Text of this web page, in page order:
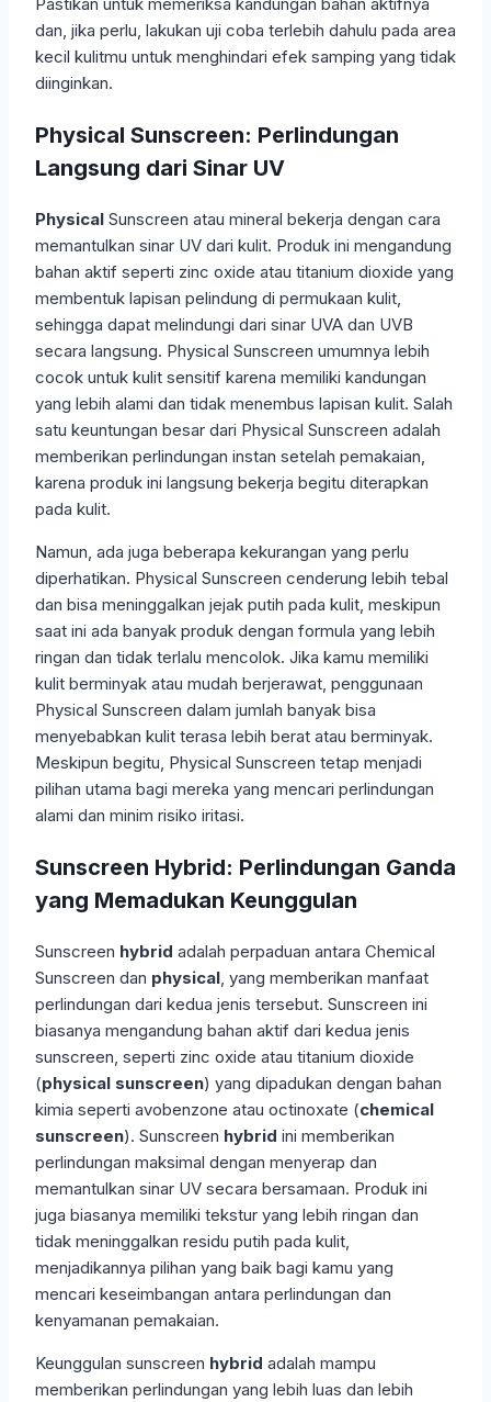
Pastikan untuk memeriksa kandungan bahan aktifnya
dan, jika perlu, lakukan uji coba terlebih dahulu pada area
kecil kulitmu untuk menghindari efek samping yang tidak
diinginkan.
Physical Sunscreen: Perlindungan
Langsung dari Sinar UV
Physical Sunscreen atau mineral bekerja dengan cara
memantulkan sinar UV dari kulit. Produk ini mengandung
bahan aktif seperti zinc oxide atau titanium dioxide yang
membentuk lapisan pelindung di permukaan kulit,
sehingga dapat melindungi dari sinar UVA dan UVB
secara langsung. Physical Sunscreen umumnya lebih
cocok untuk kulit sensitif karena memiliki kandungan
yang lebih alami dan tidak menembus lapisan kulit. Salah
satu keuntungan besar dari Physical Sunscreen adalah
memberikan perlindungan instan setelah pemakaian,
karena produk ini langsung bekerja begitu diterapkan
pada kulit.
Namun, ada juga beberapa kekurangan yang perlu
diperhatikan. Physical Sunscreen cenderung lebih tebal
dan bisa meninggalkan jejak putih pada kulit, meskipun
saat ini ada banyak produk dengan formula yang lebih
ringan dan tidak terlalu mencolok. Jika kamu memiliki
kulit berminyak atau mudah berjerawat, penggunaan
Physical Sunscreen dalam jumlah banyak bisa
menyebabkan kulit terasa lebih berat atau berminyak.
Meskipun begitu, Physical Sunscreen tetap menjadi
pilihan utama bagi mereka yang mencari perlindungan
alami dan minim risiko iritasi.
Sunscreen Hybrid: Perlindungan Ganda
yang Memadukan Keunggulan
Sunscreen hybrid adalah perpaduan antara Chemical
Sunscreen dan physical, yang memberikan manfaat
perlindungan dari kedua jenis tersebut. Sunscreen ini
biasanya mengandung bahan aktif dari kedua jenis
sunscreen, seperti zinc oxide atau titanium dioxide
(physical sunscreen) yang dipadukan dengan bahan
kimia seperti avobenzone atau octinoxate (chemical
sunscreen). Sunscreen hybrid ini memberikan
perlindungan maksimal dengan menyerap dan
memantulkan sinar UV secara bersamaan. Produk ini
juga biasanya memiliki tekstur yang lebih ringan dan
tidak meninggalkan residu putih pada kulit,
menjadikannya pilihan yang baik bagi kamu yang
mencari keseimbangan antara perlindungan dan
kenyamanan pemakaian.
Keunggulan sunscreen hybrid adalah mampu
memberikan perlindungan yang lebih luas dan lebih